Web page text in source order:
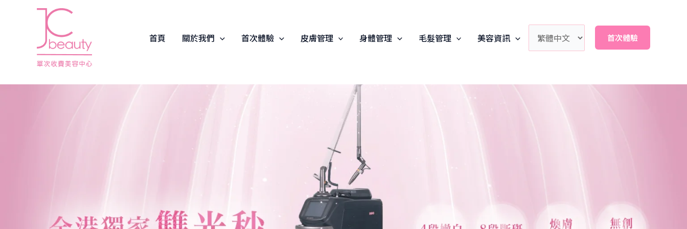
首頁 關於我們 首次體驗 皮膚管理 身體管理 毛髮管理 美容資訊 首次體驗